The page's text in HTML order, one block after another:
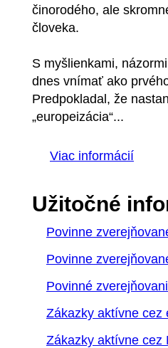
činorodého, ale
človeka.
S myšlienkami,
dnes vnímať ako
Predpokladal, že
„europeizácia“...
Viac informácií
Užitočné
Povinne
Povinne
Povinné
Zákazky aktívne cez
Zákazky aktívne cez